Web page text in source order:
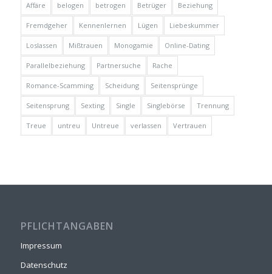
Affäre belogen betrogen Betrüger Beziehung
Fremdgeher Kennenlernen Lügen Liebeskummer
Loslassen Mißtrauen Monogamie Online-Dating
Parallelbeziehung Partnersuche Rache
Romance-Scamming Scheidung Seitensprünge
Seitensprung Sexting Single Singlebörse Trennung
Treue untreu Untreue verlassen Vertrauen
PFLICHTANGABEN
Impressum
Datenschutz